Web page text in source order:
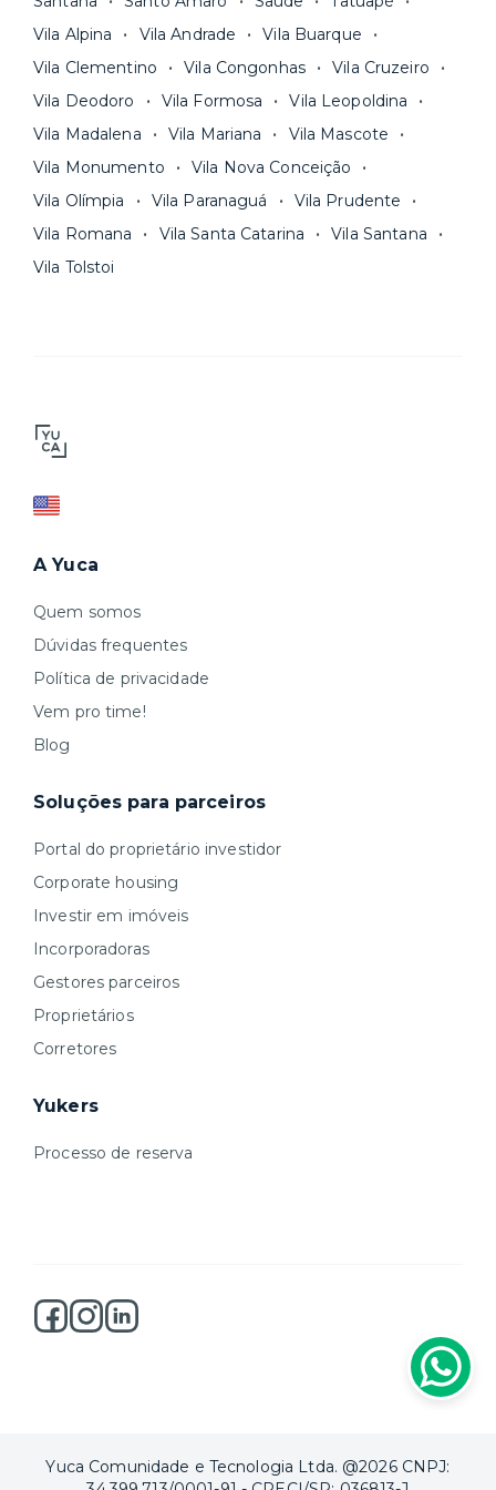
Vila Alpina
Vila Andrade
Vila Buarque
Vila Clementino
Vila Congonhas
Vila Cruzeiro
Vila Deodoro
Vila Formosa
Vila Leopoldina
Vila Madalena
Vila Mariana
Vila Mascote
Vila Monumento
Vila Nova Conceição
Vila Olímpia
Vila Paranaguá
Vila Prudente
Vila Romana
Vila Santa Catarina
Vila Santana
Vila Tolstoi
A Yuca
Quem somos
Dúvidas frequentes
Política de privacidade
Vem pro time!
Blog
Soluções para parceiros
Portal do proprietário investidor
Corporate housing
Investir em imóveis
Incorporadoras
Gestores parceiros
Proprietários
Corretores
Yukers
Processo de reserva
Yuca Comunidade e Tecnologia Ltda. @2026 CNPJ: